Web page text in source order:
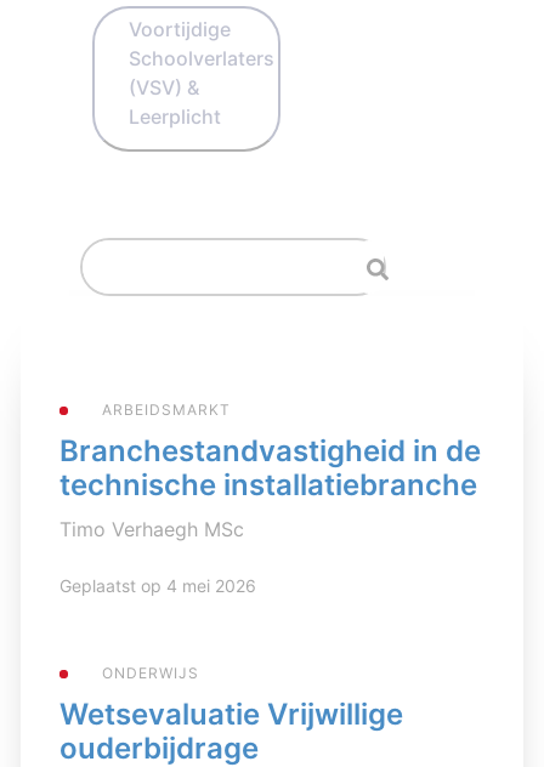
Voortijdige
Schoolverlaters
(VSV) &
Leerplicht
ARBEIDSMARKT
Branchestandvastigheid in de
technische installatiebranche
Timo Verhaegh MSc
Geplaatst op 4 mei 2026
ONDERWIJS
Wetsevaluatie Vrijwillige
ouderbijdrage